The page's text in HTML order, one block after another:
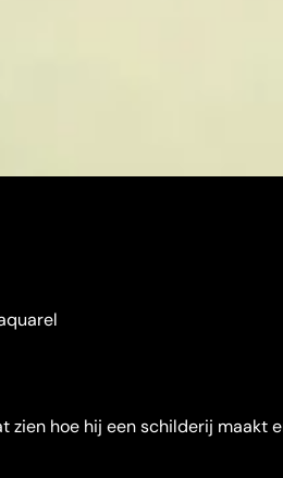
zien hoe hij een schilderij maakt